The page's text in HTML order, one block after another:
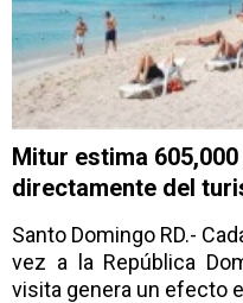
Mitur estima
directamente del
Santo Domingo RD.-
vez a la República
visita genera un efecto